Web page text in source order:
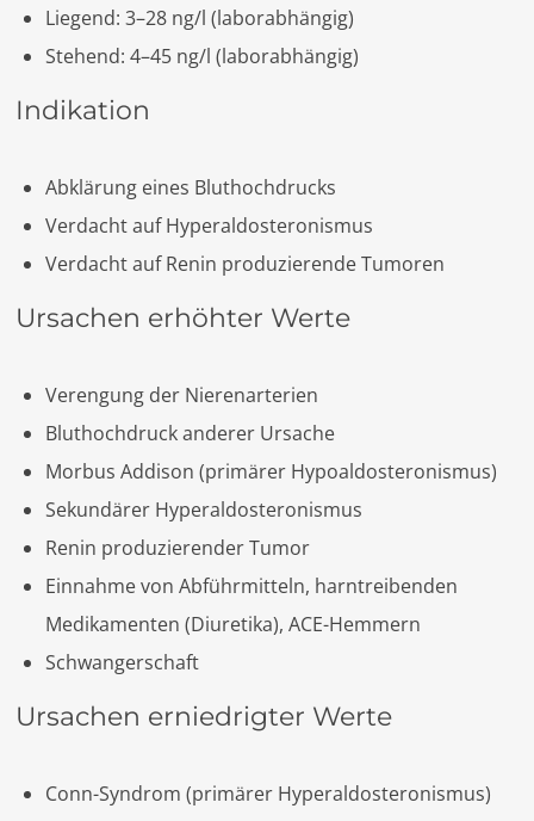
Liegend: 3–28 ng/l (laborabhängig)
Stehend: 4–45 ng/l (laborabhängig)
Indikation
Abklärung eines Bluthochdrucks
Verdacht auf Hyperaldosteronismus
Verdacht auf Renin produzierende Tumoren
Ursachen erhöhter Werte
Verengung der Nierenarterien
Bluthochdruck anderer Ursache
Morbus Addison (primärer Hypoaldosteronismus)
Sekundärer Hyperaldosteronismus
Renin produzierender Tumor
Einnahme von Abführmitteln, harntreibenden
Medikamenten (Diuretika), ACE-Hemmern
Schwangerschaft
Ursachen erniedrigter Werte
Conn-Syndrom (primärer Hyperaldosteronismus)